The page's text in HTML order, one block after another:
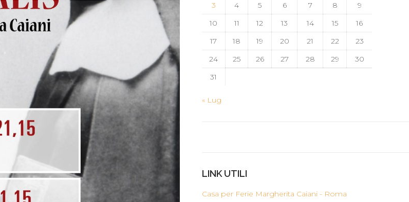
3
4 5 6 7 8
9
10
11 12 13 14 15
16
17
18 19 20 21 22
23
24
25 26 27 28 29
30
31
« Lug
LINK UTILI
Casa per Ferie Margherita Caiani - Roma